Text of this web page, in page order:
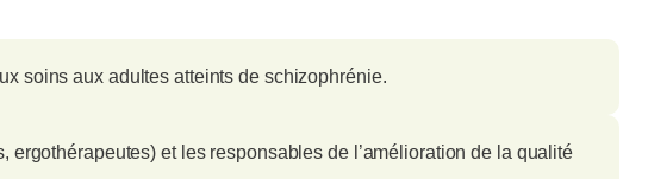
soins aux adultes atteints de schizophrénie.
et les responsables de l’amélioration de la qualité